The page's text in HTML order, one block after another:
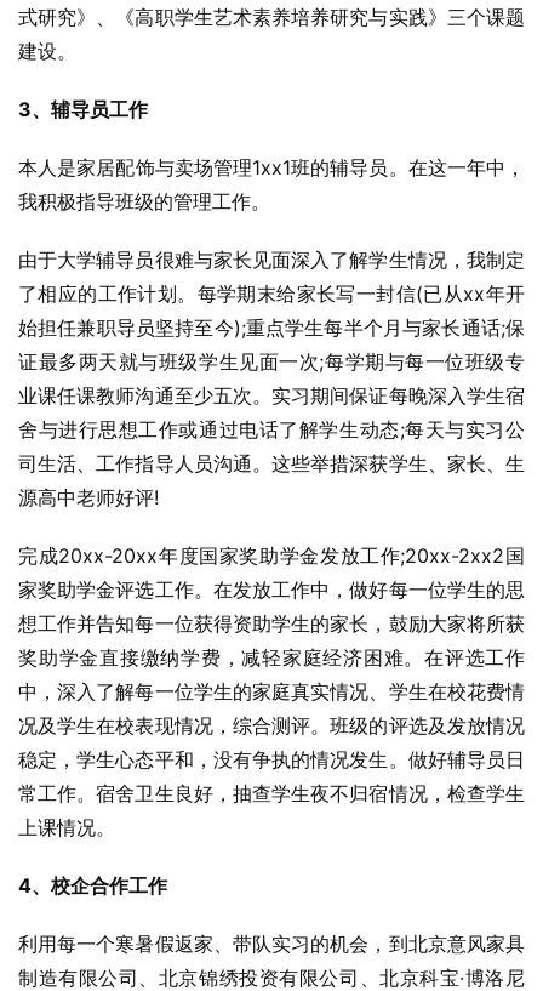
式研究》、《高职学生艺术素养培养研究与实践》三个课题
建设。
3、辅导员工作
本人是家居配饰与卖场管理1xx1班的辅导员。在这一年中，
我积极指导班级的管理工作。
由于大学辅导员很难与家长见面深入了解学生情况，我制定
了相应的工作计划。每学期末给家长写一封信(已从xx年开
始担任兼职导员坚持至今);重点学生每半个月与家长通话;保
证最多两天就与班级学生见面一次;每学期与每一位班级专
业课任课教师沟通至少五次。实习期间保证每晚深入学生宿
舍与进行思想工作或通过电话了解学生动态;每天与实习公
司生活、工作指导人员沟通。这些举措深获学生、家长、生
源高中老师好评!
完成20xx-20xx年度国家奖助学金发放工作;20xx-2xx2国
家奖助学金评选工作。在发放工作中，做好每一位学生的思
想工作并告知每一位获得资助学生的家长，鼓励大家将所获
奖助学金直接缴纳学费，减轻家庭经济困难。在评选工作
中，深入了解每一位学生的家庭真实情况、学生在校花费情
况及学生在校表现情况，综合测评。班级的评选及发放情况
稳定，学生心态平和，没有争执的情况发生。做好辅导员日
常工作。宿舍卫生良好，抽查学生夜不归宿情况，检查学生
上课情况。
4、校企合作工作
利用每一个寒暑假返家、带队实习的机会，到北京意风家具
制造有限公司、北京锦绣投资有限公司、北京科宝·博洛尼